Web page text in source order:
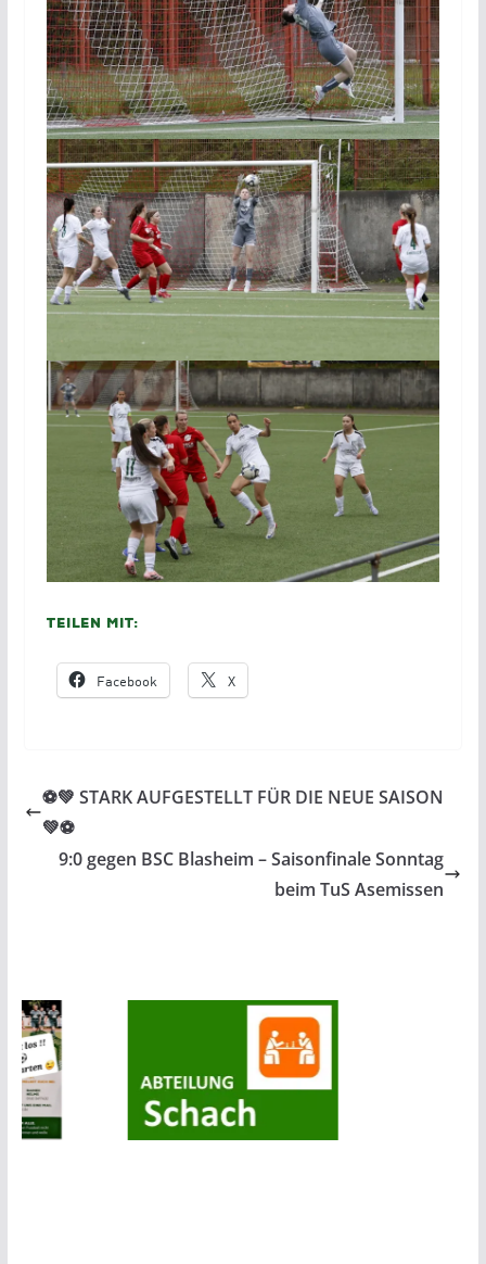
Teilen mit:
Facebook X
⚽️💚 STARK AUFGESTELLT FÜR DIE NEUE SAISON
💚⚽
9:0 gegen BSC Blasheim – Saisonfinale Sonntag
beim TuS Asemissen